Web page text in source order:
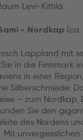
Levi-Kittilä.
- Nordkap
Lappland mit
in die Finnmark
in einer
Silberschmiede.
– zum
Sie den
des Nordens